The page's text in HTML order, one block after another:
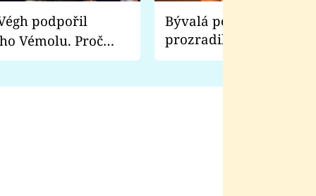
Vémolu. Proč
zápasit s ním než
Bývalá pornoherečka
prozradila, co ji
natáčení Euforie.